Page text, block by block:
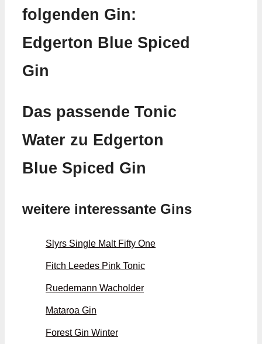
folgenden Gin:
Edgerton Blue Spiced
Gin
Das passende Tonic
Water zu Edgerton
Blue Spiced Gin
weitere interessante Gins
Slyrs Single Malt Fifty One
Fitch Leedes Pink Tonic
Ruedemann Wacholder
Mataroa Gin
Forest Gin Winter